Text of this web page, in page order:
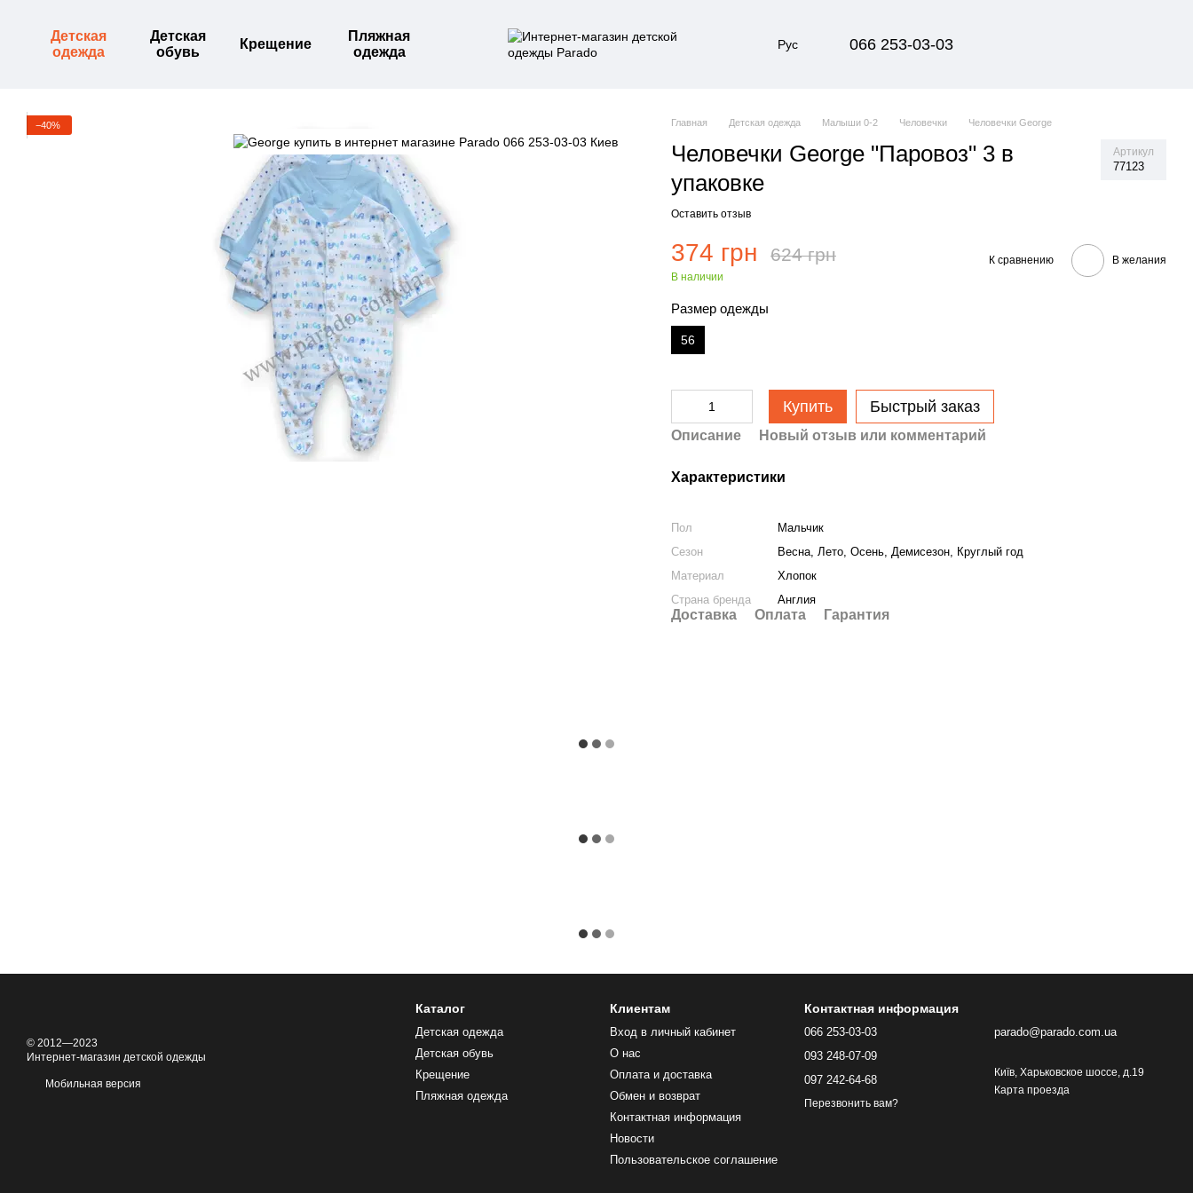
Детская
одежда
Детская
обувь
Крещение
Пляжная
одежда
Рус 066 253-03-03
−40% Главная Детская одежда Малыши 0-2 Человечки Человечки George
Человечки George "Паровоз" 3 в
упаковке
Артикул
77123
Оставить отзыв
374 грн 624 грн
В наличии
К сравнению В желания
Размер одежды
56
Купить Быстрый заказ
Описание Новый отзыв или комментарий
Характеристики
Пол
Мальчик
Сезон
Весна, Лето, Осень, Демисезон, Круглый год
Материал
Хлопок
Страна бренда
Англия
Доставка Оплата Гарантия
© 2012—2023
Интернет-магазин детской одежды
Мобильная версия
Каталог
Детская одежда
Детская обувь
Крещение
Пляжная одежда
Клиентам
Вход в личный кабинет
О нас
Оплата и доставка
Обмен и возврат
Контактная информация
Новости
Пользовательское соглашение
Контактная информация
066 253-03-03
093 248-07-09
097 242-64-68
Перезвонить вам?
parado@parado.com.ua
Київ, Харьковское шоссе, д.19
Карта проезда